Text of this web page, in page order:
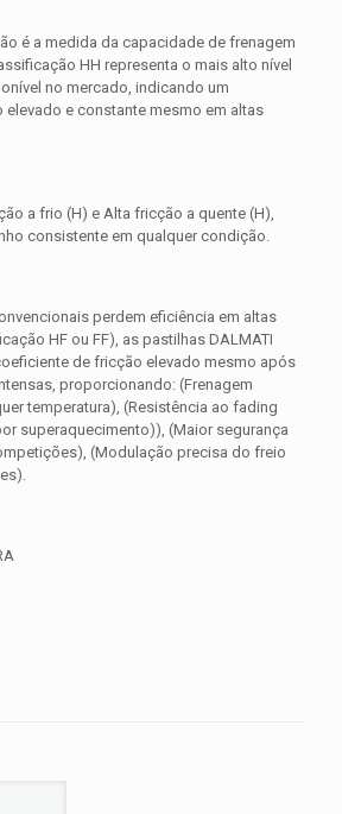
é a medida da capacidade de frenagem
HH representa o mais alto nível
no mercado, indicando um
e constante mesmo em altas
a frio (H) e Alta fricção a quente (H),
consistente em qualquer condição.
perdem eficiência em altas
HF ou FF), as pastilhas DALMATI
de fricção elevado mesmo após
proporcionando: (Frenagem
temperatura), (Resistência ao fading
superaquecimento)), (Maior segurança
(Modulação precisa do freio
2012 2013 2014 2015